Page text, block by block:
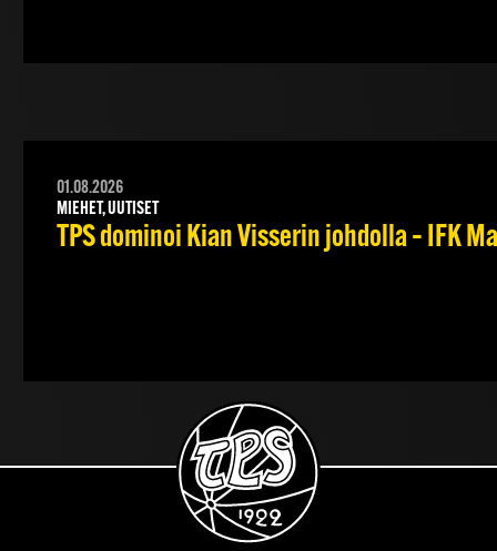
01.08.2026
MIEHET, UUTISET
TPS dominoi Kian Visserin johdolla – IFK